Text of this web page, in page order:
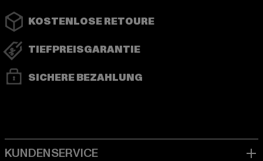
KOSTENLOSE RETOURE
TIEFPREISGARANTIE
SICHERE BEZAHLUNG